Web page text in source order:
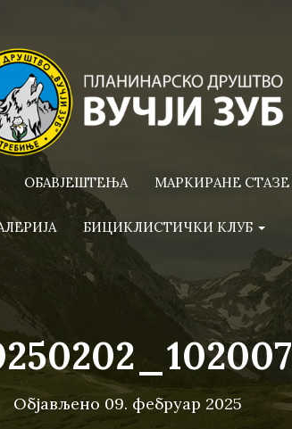
ОБАВЈЕШТЕЊА МАРКИРАНЕ СТАЗЕ
БИЦИКЛИСТИЧКИ КЛУБ
Објављено 09. фебруар 2025